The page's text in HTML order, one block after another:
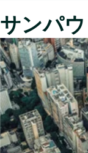
サンパ